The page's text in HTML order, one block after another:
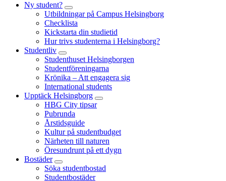
Ny student?
Utbildningar på Campus Helsingborg
Checklista
Kickstarta din studietid
Hur trivs studenterna i Helsingborg?
Studentliv
Studenthuset Helsingborgen
Studentföreningarna
Krönika – Att engagera sig
International students
Upptäck Helsingborg
HBG City tipsar
Pubrunda
Årstidsguide
Kultur på studentbudget
Närheten till naturen
Öresundrunt på ett dygn
Bostäder
Söka studentbostad
Studentbostäder